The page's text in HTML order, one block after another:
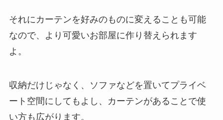
それにカーテンを好みのものに変えることも可能
なので、より可愛いお部屋に作り替えられます
よ。
収納だけじゃなく、ソファなどを置いてプライベ
ート空間にしてもよし、カーテンがあることで使
い方も広がります。